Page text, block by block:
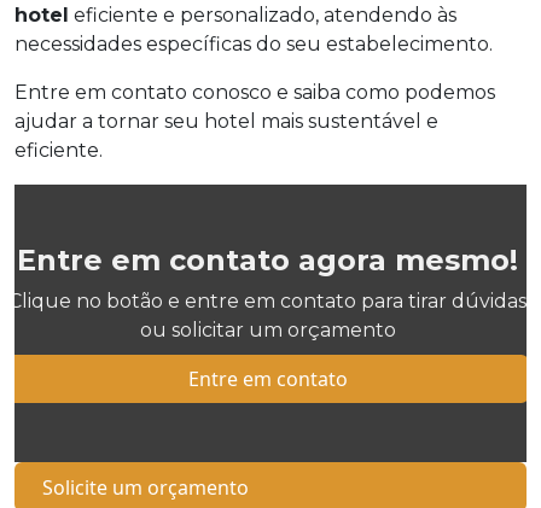
hotel eficiente e personalizado, atendendo às
necessidades específicas do seu estabelecimento.
Entre em contato conosco e saiba como podemos
ajudar a tornar seu hotel mais sustentável e
eficiente.
Entre em contato agora mesmo!
Clique no botão e entre em contato para tirar dúvidas
ou solicitar um orçamento
Entre em contato
Solicite um orçamento